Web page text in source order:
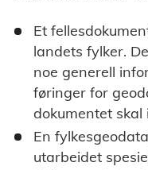
Et
landets fylker.
noe generell
føringer for
dokumentet skal
En
utarbeidet